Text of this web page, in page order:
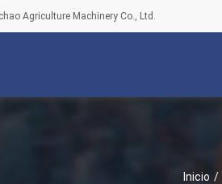
Agriculture Machinery Co., Ltd.
Inicio /